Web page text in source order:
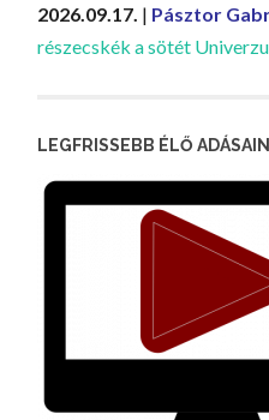
2026.09.17. | Pásztor
részecskék a sötét
LEGFRISSEBB ÉLŐ